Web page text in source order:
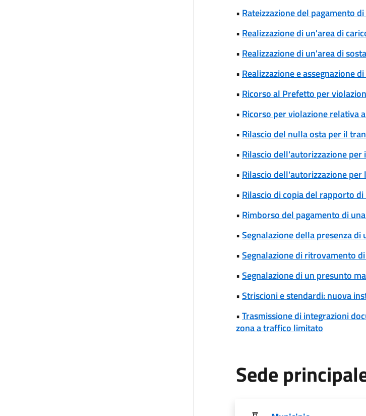
• Rateizzazione del pagamento
• Realizzazione di un'area di
• Realizzazione di un'area di
• Realizzazione e assegnazione
• Ricorso al Prefetto per
• Ricorso per violazione relativa
• Rilascio del nulla osta per il
• Rilascio dell'autorizzazione
• Rilascio dell'autorizzazione
• Rilascio di copia del rapporto
• Rimborso del pagamento di
•Segnalazione della presenza di
•Segnalazione di ritrovamento
•Segnalazione di un presunto
•Striscioni e stendardi: nuova
•Trasmissione di integrazioni
zona a traffico limitato
Sede